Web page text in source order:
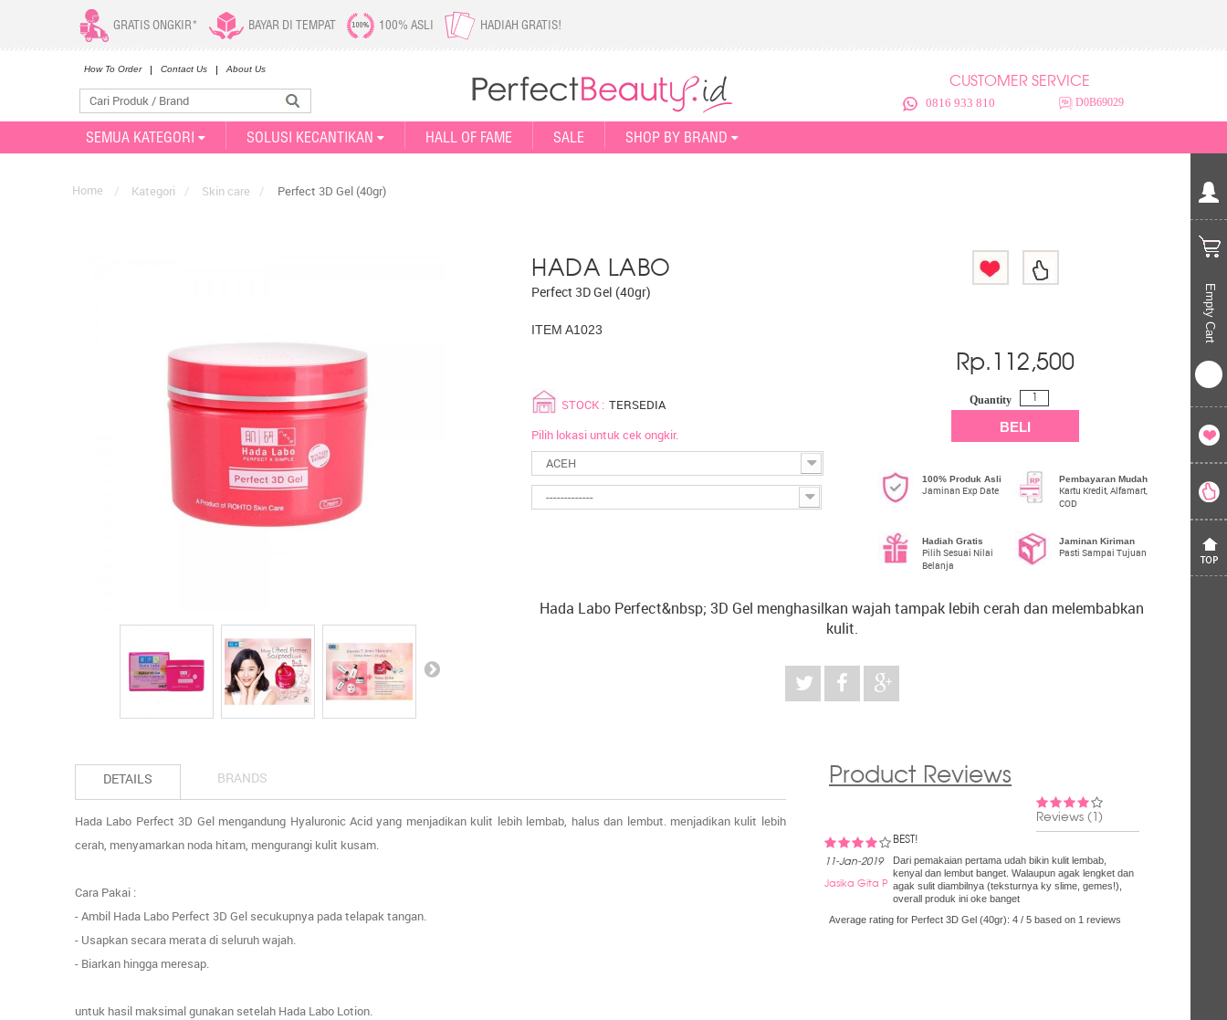
Empty Cart
GRATIS ONGKIR* BAYAR DI TEMPAT 100% ASLI HADIAH GRATIS!
How To Order Contact Us About Us
CUSTOMER SERVICE
0816 933 810 D0B69029
SEMUA KATEGORI SOLUSI KECANTIKAN HALL OF FAME SALE SHOP BY BRAND
Home / Kategori / Skin care / Perfect 3D Gel (40gr)
HADA LABO
Perfect 3D Gel (40gr)
ITEM A1023
STOCK : TERSEDIA
Pilih lokasi untuk cek ongkir.
ACEH
-------------
Rp. 112,500
Quantity
BELI
100% Produk Asli
Jaminan Exp Date
Pembayaran Mudah
Kartu Kredit, Alfamart,
COD
Hadiah Gratis
Pilih Sesuai Nilai
Belanja
Jaminan Kiriman
Pasti Sampai Tujuan
Hada Labo Perfect&nbsp; 3D Gel menghasilkan wajah tampak lebih cerah dan melembabkan
kulit.
Product Reviews
11-Jan-2019
Dari pemakaian pertama udah bikin kulit lembab,
agak sulit diambilnya (teksturnya ky slime, gemes!),
11-Jan-2019
Jasika Gita P
BEST!
Dari pemakaian pertama udah bikin kulit lembab,
kenyal dan lembut banget. Walaupun agak lengket dan
agak sulit diambilnya (teksturnya ky slime, gemes!),
overall produk ini oke banget
BEST!
Average rating for Perfect 3D Gel (40gr): 4 / 5 based on 1 reviews
Reviews (1)
DETAILS BRANDS
Hada Labo Perfect 3D Gel mengandung Hyaluronic Acid yang menjadikan kulit lebih lembab, halus dan lembut. menjadikan kulit lebih
cerah, menyamarkan noda hitam, mengurangi kulit kusam.
Cara Pakai :
- Ambil Hada Labo Perfect 3D Gel secukupnya pada telapak tangan.
- Usapkan secara merata di seluruh wajah.
- Biarkan hingga meresap.
untuk hasil maksimal gunakan setelah Hada Labo Lotion.